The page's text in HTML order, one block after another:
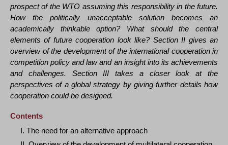
prospect of the WTO assuming this responsibility in the future.
How the politically unacceptable solution becomes an
academically thinkable option? What should the central
elements of future cooperation look like? Section II gives an
overview of the development of the international cooperation in
competition policy and law and an insight into its achievements
and challenges. Section III takes a closer look at the
perspectives of a global strategy by giving further details how
cooperation could be designed.
Contents
I. The need for an alternative approach